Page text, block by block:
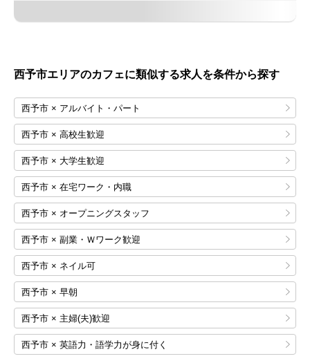
西予市エリアのカフェに類似する求人を条件から探す
西予市 × アルバイト・パート
西予市 × 高校生歓迎
西予市 × 大学生歓迎
西予市 × 在宅ワーク・内職
西予市 × オープニングスタッフ
西予市 × 副業・Ｗワーク歓迎
西予市 × ネイル可
西予市 × 早朝
西予市 × 主婦(夫)歓迎
西予市 × 英語力・語学力が身に付く